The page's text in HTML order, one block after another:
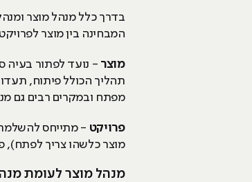
בדרך כלל מנהל מוצר
המבחינה בין מוצר
מוצר - נועד לפתור בעיה
תהליך הכולל פיתוח,
מפתח ובמקרים רבים גם
פרויקט - מתייחס
מוצר כלשהו צריך לפתח),
מנהל מוצר לעומת